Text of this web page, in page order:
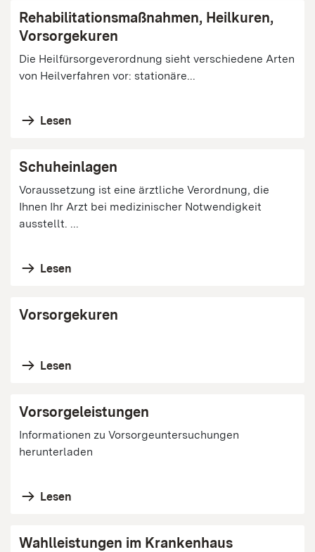
Rehabilitationsmaßnahmen, Heilkuren,
Vorsorgekuren
Die Heilfürsorgeverordnung sieht verschiedene Arten
von Heilverfahren vor: stationäre...
Lesen
Schuheinlagen
Voraussetzung ist eine ärztliche Verordnung, die
Ihnen Ihr Arzt bei medizinischer Notwendigkeit
ausstellt. ...
Lesen
Vorsorgekuren
Lesen
Vorsorgeleistungen
Informationen zu Vorsorgeuntersuchungen
herunterladen
Lesen
Wahlleistungen im Krankenhaus